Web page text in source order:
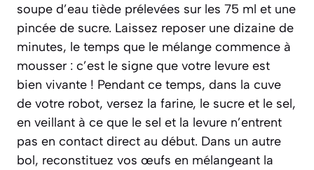
soupe d’eau tiède prélevées sur les 75 ml et une
pincée de sucre. Laissez reposer une dizaine de
minutes, le temps que le mélange commence à
mousser : c’est le signe que votre levure est
bien vivante ! Pendant ce temps, dans la cuve
de votre robot, versez la farine, le sucre et le sel,
en veillant à ce que le sel et la levure n’entrent
pas en contact direct au début. Dans un autre
bol, reconstituez vos œufs en mélangeant la